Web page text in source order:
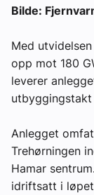
Bilde:
Med
opp mot 180
leverer
utbyggingstakt
Anlegget
Trehørningen
Hamar
idriftsatt i løpet